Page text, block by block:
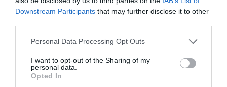
Downstream Participants that may further disclose it to other
Please note that this website/app uses one or more Google
not limited to your visit or usage behaviour. You may click to
grant or deny consent to Google and its third-party tags to
use your data for below specified purposes in below Google
Personal Data Processing Opt Outs
I want to opt-out of the Sharing of my
personal data.
Opted In
αντίστοιχη σταυροειδή κουρά των υποψηφίων
αναγνωστών , διαβάζεται ευχή από τον
δεσπότη με επίθεση της χείρας του στην
φορεί εφεξής ο αναγνώστης …